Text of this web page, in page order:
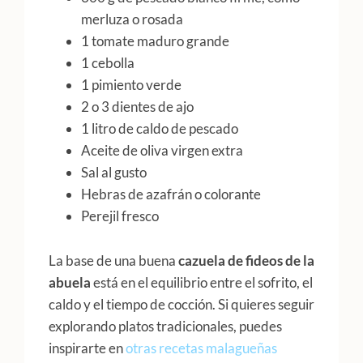
merluza o rosada
1 tomate maduro grande
1 cebolla
1 pimiento verde
2 o 3 dientes de ajo
1 litro de caldo de pescado
Aceite de oliva virgen extra
Sal al gusto
Hebras de azafrán o colorante
Perejil fresco
La base de una buenacazuela de fideos de la
abuelaestá en el equilibrio entre el sofrito, el
caldo y el tiempo de cocción. Si quieres seguir
explorando platos tradicionales, puedes
inspirarte enotras recetas malagueñas